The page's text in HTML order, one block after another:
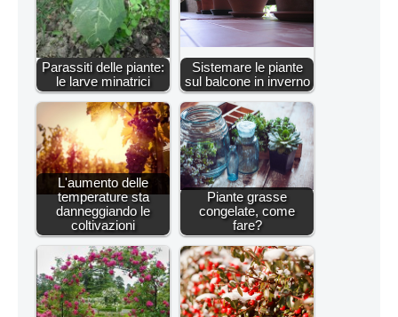
Parassiti delle piante:
le larve minatrici
Sistemare le piante
sul balcone in inverno
L'aumento delle
temperature sta
danneggiando le
coltivazioni
Piante grasse
congelate, come
fare?